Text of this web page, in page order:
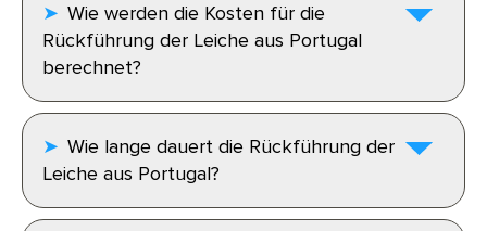
Wie werden die Kosten für die
Rückführung der Leiche aus Portugal
berechnet?
Wie lange dauert die Rückführung der
Leiche aus Portugal?